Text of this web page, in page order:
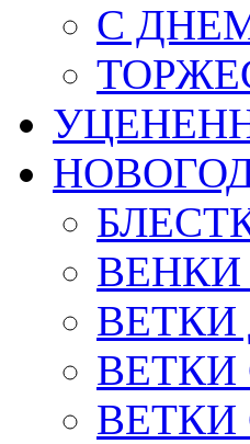
С
ВЕНКИ
ВЕТКИ
ВЕТКИ
ВЕТКИ